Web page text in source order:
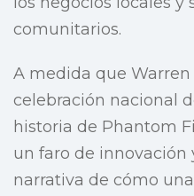
comunitarios.
A medida que Warren
celebración nacional
historia de Phantom
un faro de innovación
narrativa de cómo